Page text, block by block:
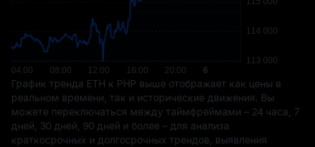
График тренда ETH к PHP выше отображает как цены в
реальном времени, так и исторические движения. Вы
можете переключаться между таймфреймами – 24 часа, 7
дней, 30 дней, 90 дней и более – для анализа
краткосрочных и долгосрочных трендов, выявления